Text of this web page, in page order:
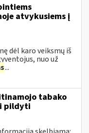
atvykusiems į
dėl karo veiksmų iš
nuo už
...
tabako
pildyti